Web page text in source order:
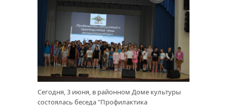
Сегодня, 3 июня, в районном Доме культуры
состоялась беседа "Профилактика